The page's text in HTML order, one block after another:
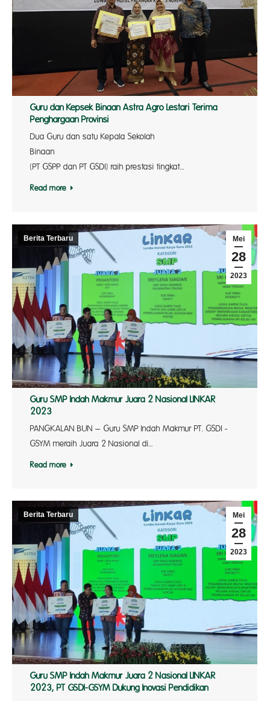
Guru dan Kepsek Binaan Astra Agro Lestari Terima
Penghargaan Provinsi
Dua Guru dan satu Kepala Sekolah
(PT GSPP dan PT GSDI) raih prestasi tingkat…
Read more
Mei
28
2023
Berita Terbaru
Guru SMP Indah Makmur Juara 2 Nasional LINKAR
2023
PANGKALAN BUN – Guru SMP Indah Makmur PT. GSDI -
GSYM meraih Juara 2 Nasional di…
Read more
Mei
28
2023
Berita Terbaru
Guru SMP Indah Makmur Juara 2 Nasional LINKAR
2023, PT GSDI-GSYM Dukung Inovasi Pendidikan